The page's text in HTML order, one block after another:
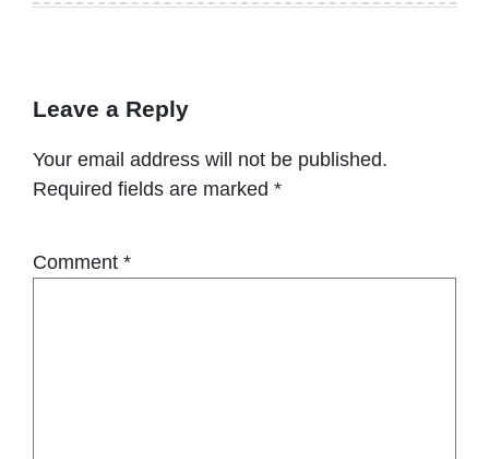
Leave a Reply
Your email address will not be published.
Required fields are marked *
Comment *